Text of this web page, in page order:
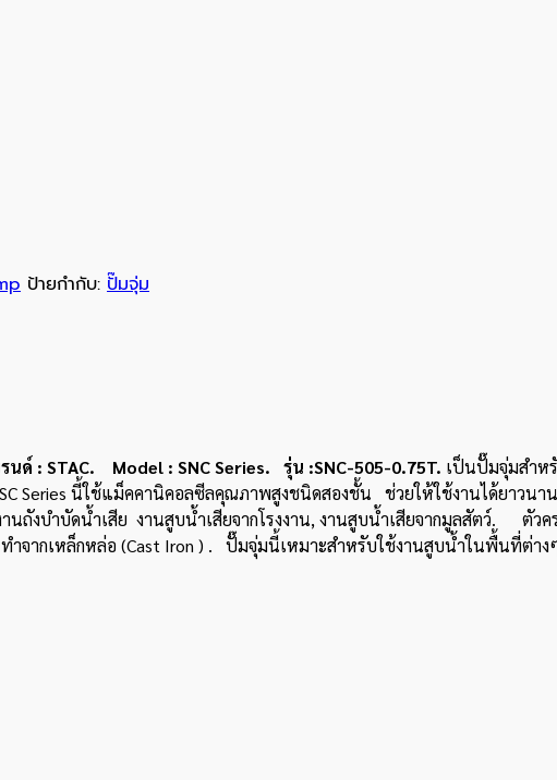
ป้ายกำกับ: ปั๊มจุ่ม
Model : SNC Series. รุ่น :SNC-505-0.75T. เป็นปั๊มจุ่มสำห
Series นี้ใช้แม็คคานิคอลซีลคุณภาพสูงชนิดสองชั้น ช่วยให้ใช้งานได้ยาว
านถังบําบัดน้ําเสีย งานสูบน้ําเสียจากโรงงาน, งานสูบน้ําเสียจากมูลสัตว์. ตัวค
ำจากเหล็กหล่อ (Cast Iron ) . ปั๊มจุ่มนี้เหมาะสําหรับใช้งานสูบน้ำในพื้นที่ต่าง